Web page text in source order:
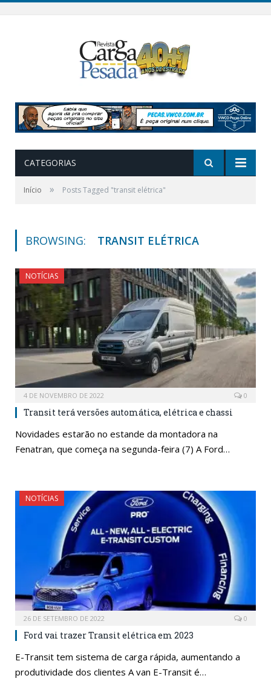
CATEGORIAS
Início » Posts Tagged "transit elétrica"
BROWSING: TRANSIT ELÉTRICA
NOTÍCIAS
4 DE NOVEMBRO DE 2022 0
Transit terá versões automática, elétrica e chassi
Novidades estarão no estande da montadora na
Fenatran, que começa na segunda-feira (7) A Ford…
NOTÍCIAS
26 DE SETEMBRO DE 2022 0
Ford vai trazer Transit elétrica em 2023
E-Transit tem sistema de carga rápida, aumentando a
produtividade dos clientes A van E-Transit é…